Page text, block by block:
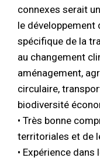
connexes serait
le développement
spécifique de la
au changement
aménagement,
circulaire,
biodiversité
• Très bonne
territoriales et de
• Expérience